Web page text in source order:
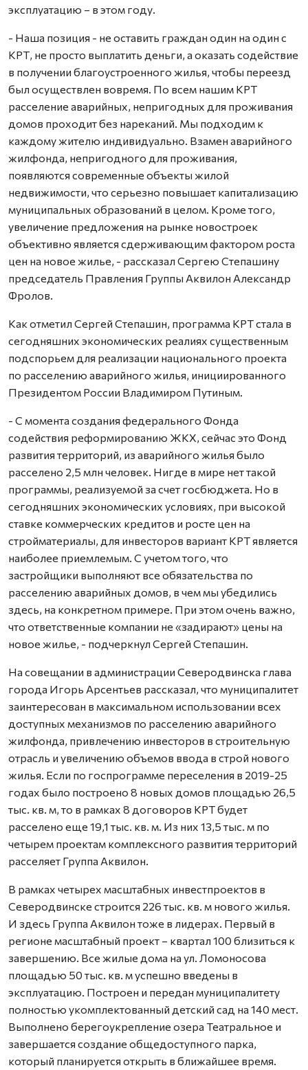
эксплуатацию – в этом году.
- Наша позиция - не оставить граждан один на один с
КРТ, не просто выплатить деньги, а оказать содействие
в получении благоустроенного жилья, чтобы переезд
был осуществлен вовремя. По всем нашим КРТ
расселение аварийных, непригодных для проживания
домов проходит без нареканий. Мы подходим к
каждому жителю индивидуально. Взамен аварийного
жилфонда, непригодного для проживания,
появляются современные объекты жилой
недвижимости, что серьезно повышает капитализацию
муниципальных образований в целом. Кроме того,
увеличение предложения на рынке новостроек
объективно является сдерживающим фактором роста
цен на новое жилье, - рассказал Сергею Степашину
председатель Правления Группы Аквилон Александр
Фролов.
Как отметил Сергей Степашин, программа КРТ стала в
сегодняшних экономических реалиях существенным
подспорьем для реализации национального проекта
по расселению аварийного жилья, инициированного
Президентом России Владимиром Путиным.
- С момента создания федерального Фонда
содействия реформированию ЖКХ, сейчас это Фонд
развития территорий, из аварийного жилья было
расселено 2,5 млн человек. Нигде в мире нет такой
программы, реализуемой за счет госбюджета. Но в
сегодняшних экономических условиях, при высокой
ставке коммерческих кредитов и росте цен на
стройматериалы, для инвесторов вариант КРТ является
наиболее приемлемым. С учетом того, что
застройщики выполняют все обязательства по
расселению аварийных домов, в чем мы убедились
здесь, на конкретном примере. При этом очень важно,
что ответственные компании не «задирают» цены на
новое жилье, - подчеркнул Сергей Степашин.
На совещании в администрации Северодвинска глава
города Игорь Арсентьев рассказал, что муниципалитет
заинтересован в максимальном использовании всех
доступных механизмов по расселению аварийного
жилфонда, привлечению инвесторов в строительную
отрасль и увеличению объемов ввода в строй нового
жилья. Если по госпрограмме переселения в 2019-25
годах было построено 8 новых домов площадью 26,5
тыс. кв. м, то в рамках 8 договоров КРТ будет
расселено еще 19,1 тыс. кв. м. Из них 13,5 тыс. м по
четырем проектам комплексного развития территорий
расселяет Группа Аквилон.
В рамках четырех масштабных инвестпроектов в
Северодвинске строится 226 тыс. кв. м нового жилья.
И здесь Группа Аквилон тоже в лидерах. Первый в
регионе масштабный проект – квартал 100 близиться к
завершению. Все жилые дома на ул. Ломоносова
площадью 50 тыс. кв. м успешно введены в
эксплуатацию. Построен и передан муниципалитету
полностью укомплектованный детский сад на 140 мест.
Выполнено берегоукрепление озера Театральное и
завершается создание общедоступного парка,
который планируется открыть в ближайшее время.